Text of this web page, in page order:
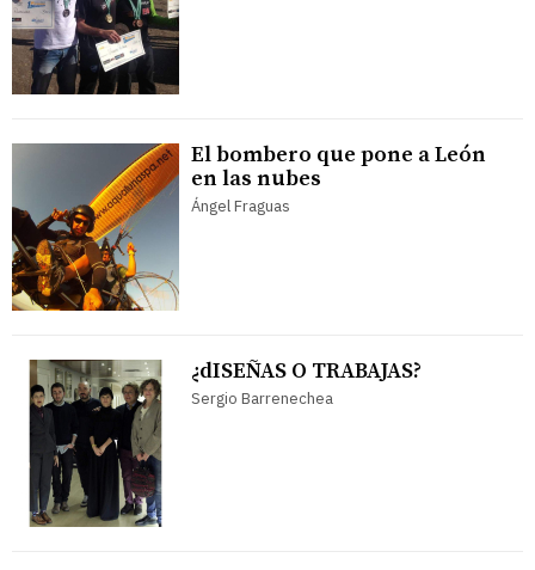
El bombero que pone a León
en las nubes
Ángel Fraguas
¿dISEÑAS O TRABAJAS?
Sergio Barrenechea